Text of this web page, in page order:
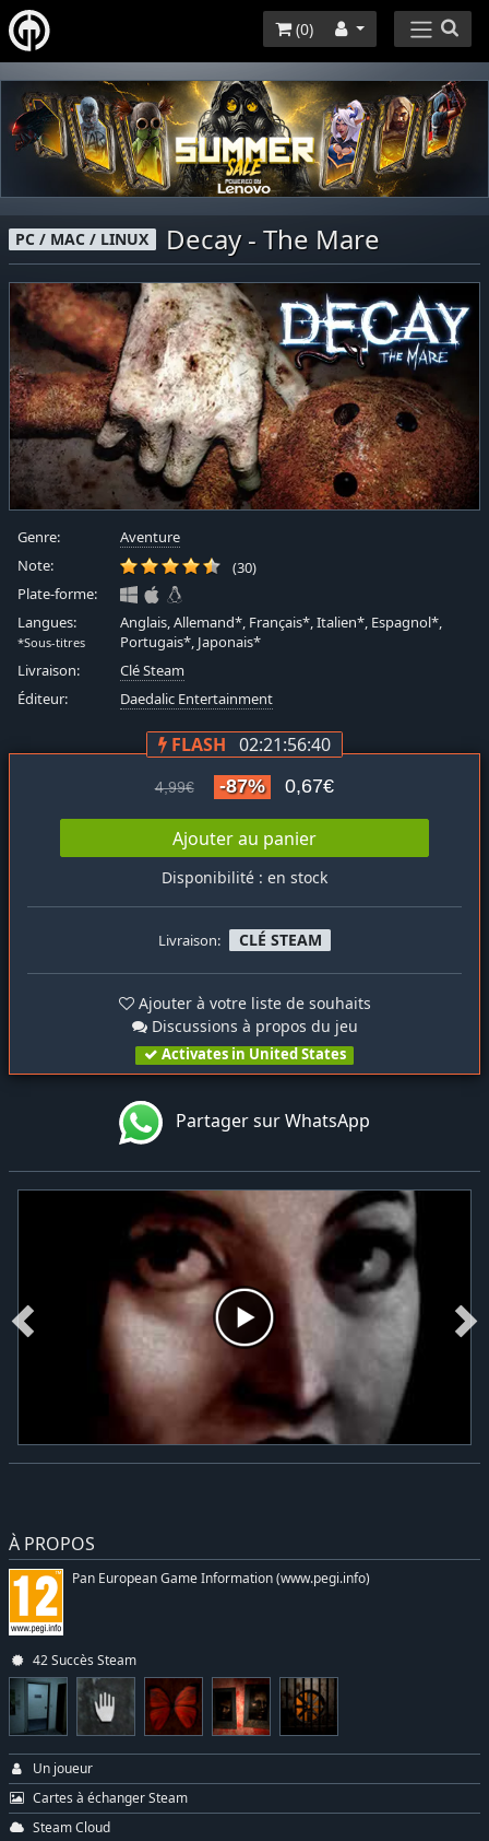
(0)
PC / MAC / LINUX Decay - The Mare
Genre:
Aventure
Note:
(30)
Plate-forme:
Langues:
*Sous-titres
Anglais, Allemand*, Français*, Italien*, Espagnol*,
Portugais*, Japonais*
Livraison:
Clé Steam
Éditeur:
Daedalic Entertainment
FLASH 02:21:56:40
4,99€ -87% 0,67€
Ajouter au panier
Disponibilité : en stock
Livraison: CLÉ STEAM
Ajouter à votre liste de souhaits
Discussions à propos du jeu
Activates in United States
Partager sur WhatsApp
À PROPOS
Pan European Game Information (www.pegi.info)
42 Succès Steam
Un joueur
Cartes à échanger Steam
Steam Cloud